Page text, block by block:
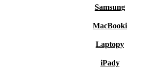
Samsung
MacBooki
Laptopy
iPady